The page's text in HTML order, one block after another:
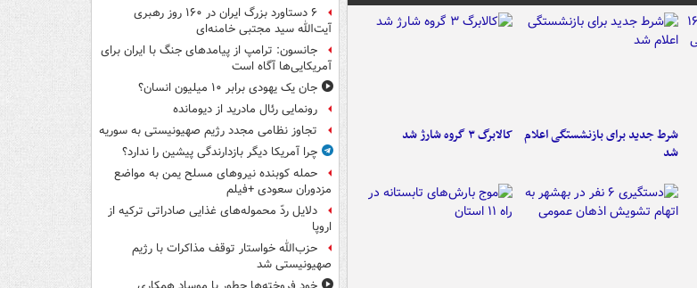
شرط جدید برای بازنشستگی اعلام
شد
کالابرگ ۳ گروه شارژ شد
۶ دستاورد بزرگ ایران در ۱۶۰ روز رهبری
آیت‌الله سید مجتبی خامنه‌ای
جانسون: ترامپ از پیامدهای جنگ با ایران برای
آمریکایی‌ها آگاه است
جان یک یهودی برابر ۱۰ میلیون انسان؟
رونمایی رئال مادرید از دیومانده
تجاوز نظامی مجدد رژیم صهیونیستی به سوریه
چرا آمریکا دیگر بازدارندگی پیشین را ندارد؟
حمله کوبنده نیروهای مسلح یمن به مواضع
مزدوران سعودی +فیلم
دلایل ردّ محموله‌های غذایی صادراتی ترکیه از
اروپا
حزب‌الله خواستار توقف مذاکرات با رژیم
صهیونیستی شد